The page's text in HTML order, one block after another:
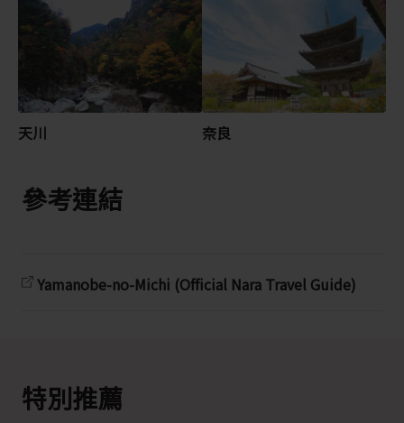
天川 奈良
參考連結
Yamanobe-no-Michi (Official Nara Travel Guide)
特別推薦